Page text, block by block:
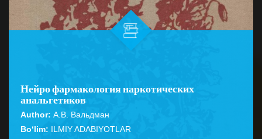
Нейро фармакология наркотических
анальгетиков
Author: А.В. Вальдман
Bo‘lim: ILMIY ADABIYOTLAR